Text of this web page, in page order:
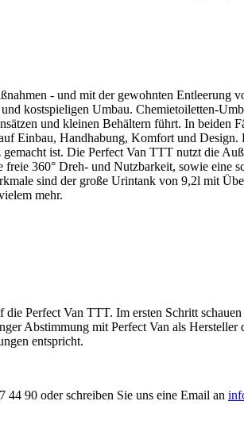
- und mit der gewohnten Entleerung
kostspieligen Umbau. Chemietoiletten-
und kleinen Behältern führt. In beiden
Einbau, Handhabung, Komfort und
ist. Die Perfect Van TTT nutzt die
360° Dreh- und Nutzbarkeit, sowie eine
sind der große Urintank von 9,2l mit
mehr.
Perfect Van TTT. Im ersten Schritt
Abstimmung mit Perfect Van als
entspricht.
90 oder schreiben Sie uns eine Email an